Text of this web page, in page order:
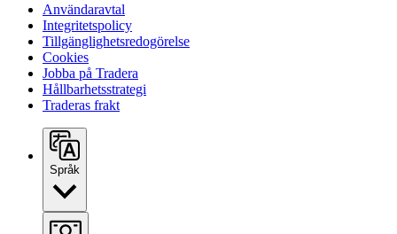
Användaravtal
Integritetspolicy
Tillgänglighetsredogörelse
Cookies
Jobba på Tradera
Hållbarhetsstrategi
Traderas frakt
Språk